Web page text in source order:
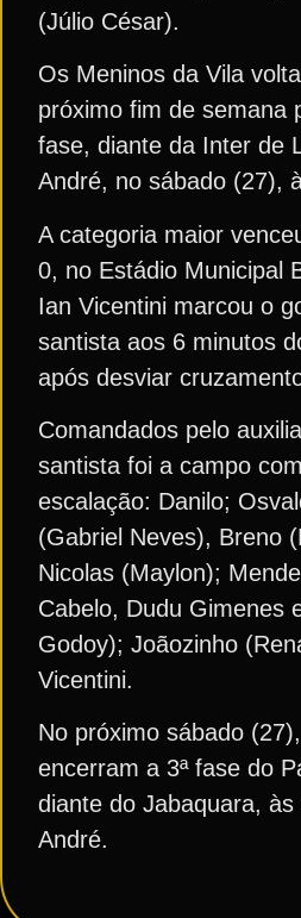
(Júlio César).
Os Meninos da Vila
próximo fim de semana
fase, diante da Inter de
André, no sábado (27),
A categoria maior
0, no Estádio Municipal
Ian Vicentini marcou o
santista aos 6 minutos
após desviar
Comandados pelo
santista foi a campo
escalação: Danilo;
(Gabriel Neves), Breno
Nicolas (Maylon);
Cabelo, Dudu Gimenes
Godoy); Joãozinho
Vicentini.
No próximo sábado
encerram a 3ª fase do
diante do Jabaquara,
André.